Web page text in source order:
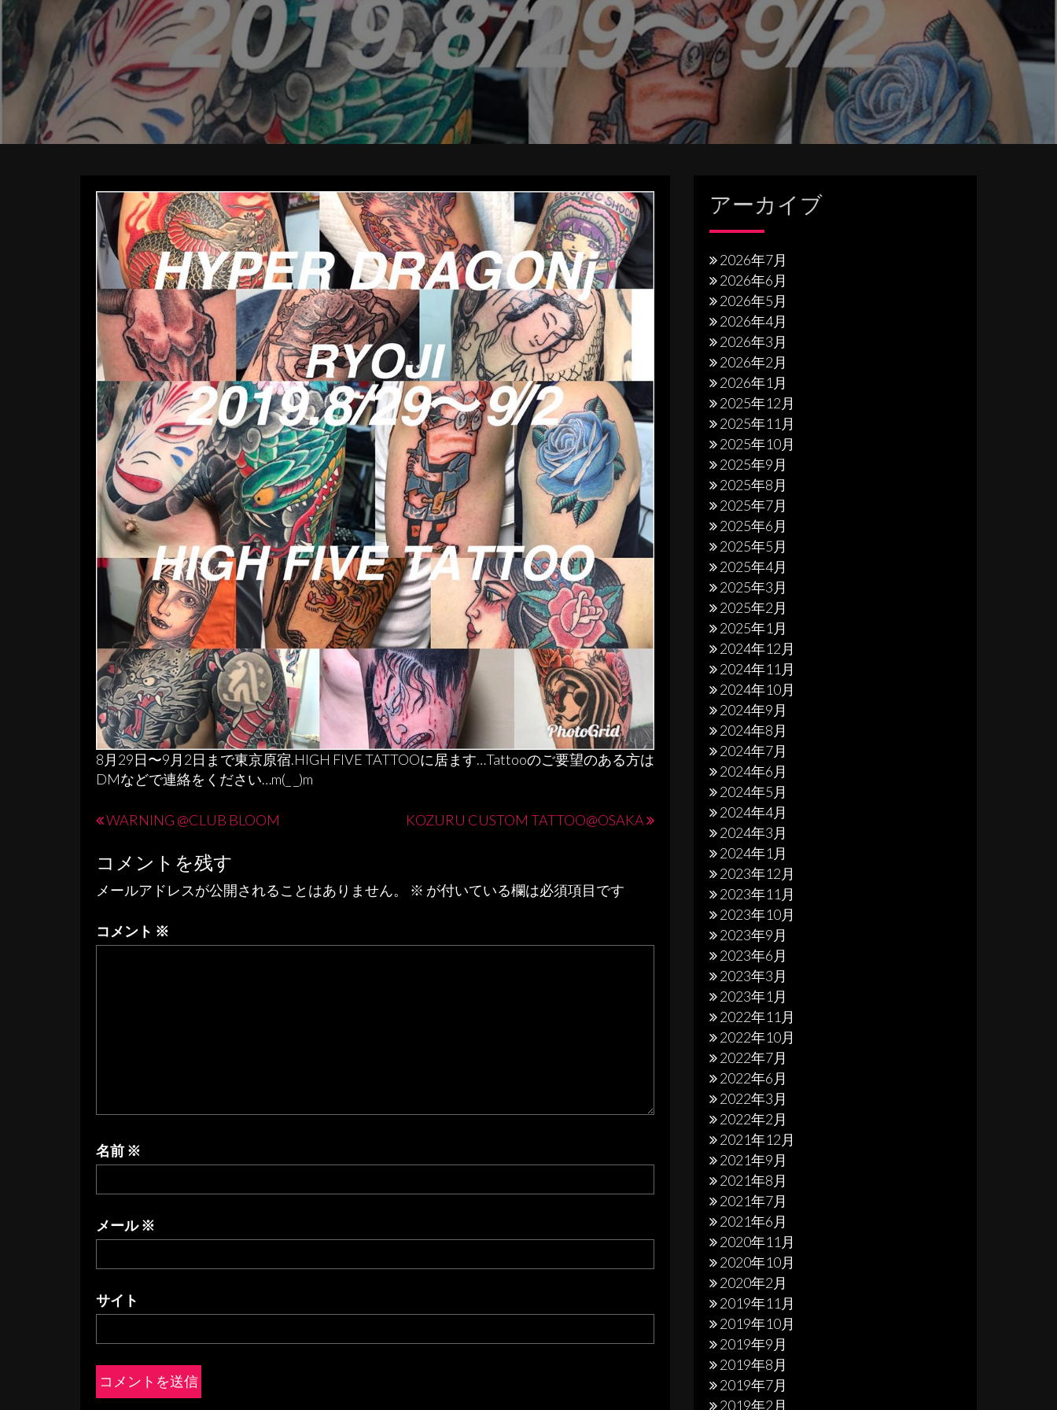
8月29日〜9月2日まで東京原宿.HIGH FIVE TATTOOに居ます…Tattooのご要望のある方は
DMなどで連絡をください…m(_ _)m
投
ナ
ビ
ゲ
ー
WARNING @CLUB BLOOM KOZURU CUSTOM TATTOO@OSAKA
コメントを残す
メールアドレスが公開されることはありません。 ※ が付いている欄は必須項目です
コメント ※
名前 ※
メール※
サイト
アーカイブ
2026年7月
2026年6月
2026年5月
2026年4月
2026年3月
2026年2月
2026年1月
2025年12月
2025年11月
2025年10月
2025年9月
2025年8月
2025年7月
2025年6月
2025年5月
2025年4月
2025年3月
2025年2月
2025年1月
2024年12月
2024年11月
2024年10月
2024年9月
2024年8月
2024年7月
2024年6月
2024年5月
2024年4月
2024年3月
2024年1月
2023年12月
2023年11月
2023年10月
2023年9月
2023年6月
2023年3月
2023年1月
2022年11月
2022年10月
2022年7月
2022年6月
2022年3月
2022年2月
2021年12月
2021年9月
2021年8月
2021年7月
2021年6月
2020年11月
2020年10月
2020年2月
2019年11月
2019年10月
2019年9月
2019年8月
2019年7月
2019年2月